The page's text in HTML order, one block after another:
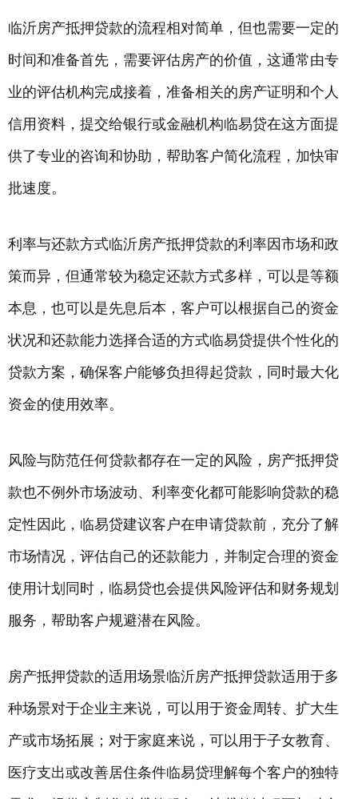
临沂房产抵押贷款的流程相对简单，但也需要一定的
时间和准备首先，需要评估房产的价值，这通常由专
业的评估机构完成接着，准备相关的房产证明和个人
信用资料，提交给银行或金融机构临易贷在这方面提
供了专业的咨询和协助，帮助客户简化流程，加快审
批速度。
利率与还款方式临沂房产抵押贷款的利率因市场和政
策而异，但通常较为稳定还款方式多样，可以是等额
本息，也可以是先息后本，客户可以根据自己的资金
状况和还款能力选择合适的方式临易贷提供个性化的
贷款方案，确保客户能够负担得起贷款，同时最大化
资金的使用效率。
风险与防范任何贷款都存在一定的风险，房产抵押贷
款也不例外市场波动、利率变化都可能影响贷款的稳
定性因此，临易贷建议客户在申请贷款前，充分了解
市场情况，评估自己的还款能力，并制定合理的资金
使用计划同时，临易贷也会提供风险评估和财务规划
服务，帮助客户规避潜在风险。
房产抵押贷款的适用场景临沂房产抵押贷款适用于多
种场景对于企业主来说，可以用于资金周转、扩大生
产或市场拓展；对于家庭来说，可以用于子女教育、
医疗支出或改善居住条件临易贷理解每个客户的独特